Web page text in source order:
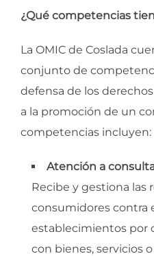
¿Qué competencias
La OMIC de Coslada
conjunto de
defensa de los
a la promoción de un
competencias incluyen:
Atención a
Recibe y gestiona las
consumidores contra
establecimientos por
con bienes, servicios